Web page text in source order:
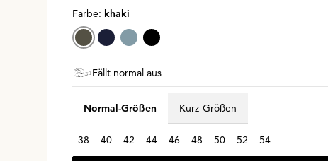
Farbe: khaki
Fällt normal aus
Normal-Größen Kurz-Größen
38 40 42 44 46 48 50 52 54